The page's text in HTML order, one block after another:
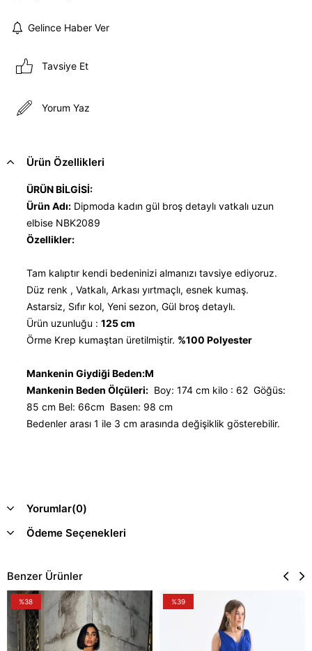
Gelince Haber Ver
Tavsiye Et
Yorum Yaz
Ürün Özellikleri
ÜRÜN BİLGİSİ:
Ürün Adı: Dipmoda kadın gül broş detaylı vatkalı uzun
elbise NBK2089
Özellikler:
Tam kalıptır kendi bedeninizi almanızı tavsiye ediyoruz.
Düz renk , Vatkalı, Arkası yırtmaçlı, esnek kumaş.
Astarsiz, Sıfır kol, Yeni sezon, Gül broş detaylı.
Ürün uzunluğu : 125 cm
Örme Krep kumaştan üretilmiştir. %100 Polyester
Mankenin Giydiği Beden:M
Mankenin Beden Ölçüleri: Boy: 174 cm kilo : 62 Göğüs:
85 cm Bel: 66cm Basen: 98 cm
Bedenler arası 1 ile 3 cm arasında değişiklik gösterebilir.
Yorumlar(0)
Ödeme Seçenekleri
Benzer Ürünler
%38 %39